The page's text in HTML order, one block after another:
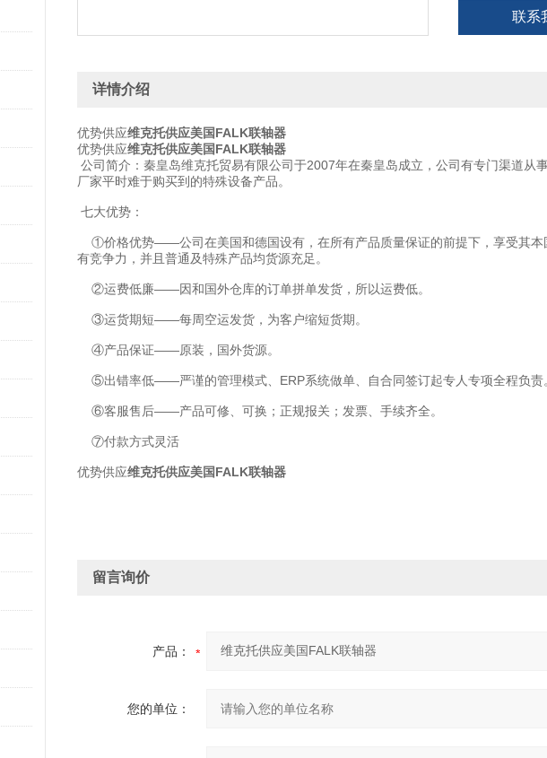
联系
详情介绍
优势供应维克托供应美国FALK联轴器
优势供应维克托供应美国FALK联轴器
公司简介：秦皇岛维克托贸易有限公司于2007年在秦皇岛成立，公司有专门渠道从
厂家平时难于购买到的特殊设备产品。
七大优势：
①价格优势——公司在美国和德国设有，在所有产品质量保证的前提下，享受其本
有竞争力，并且普通及特殊产品均货源充足。
②运费低廉——因和国外仓库的订单拼单发货，所以运费低。
③运货期短——每周空运发货，为客户缩短货期。
④产品保证——原装，国外货源。
⑤出错率低——严谨的管理模式、ERP系统做单、自合同签订起专人专项全程负责
⑥客服售后——产品可修、可换；正规报关；发票、手续齐全。
⑦付款方式灵活
优势供应维克托供应美国FALK联轴器
留言询价
产品：
您的单位：